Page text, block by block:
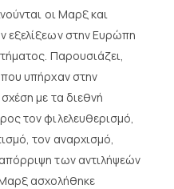
οι Μαρξ και
εξελίξεων στην Ευρώπη
Παρουσιάζει,
υπήρχαν στην
με τα διεθνή
τον φιλελευθερισμό,
τον αναρχισμό,
των αντιλήψεών
ασχολήθηκε